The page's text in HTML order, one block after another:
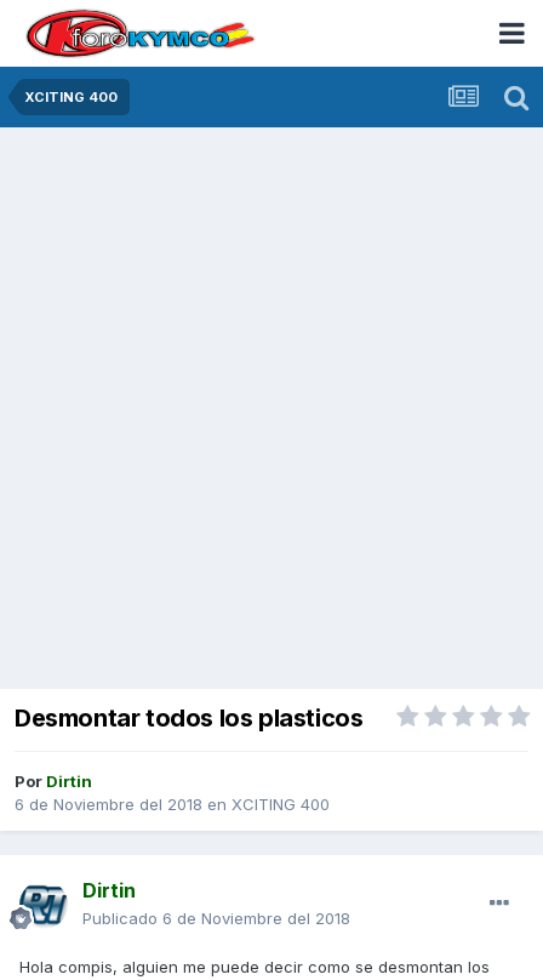
XCITING 400
Desmontar todos los plasticos
Por Dirtin
6 de Noviembre del 2018 en XCITING 400
Dirtin
Publicado 6 de Noviembre del 2018
Hola compis, alguien me puede decir como se desmontan los